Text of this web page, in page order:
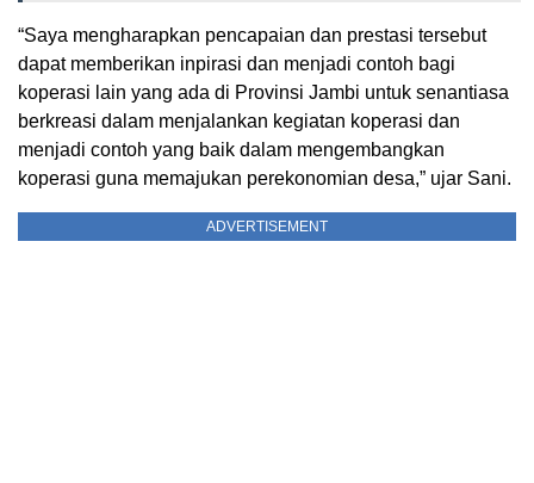
“Saya mengharapkan pencapaian dan prestasi tersebut
dapat memberikan inpirasi dan menjadi contoh bagi
koperasi lain yang ada di Provinsi Jambi untuk senantiasa
berkreasi dalam menjalankan kegiatan koperasi dan
menjadi contoh yang baik dalam mengembangkan
koperasi guna memajukan perekonomian desa,” ujar Sani.
ADVERTISEMENT